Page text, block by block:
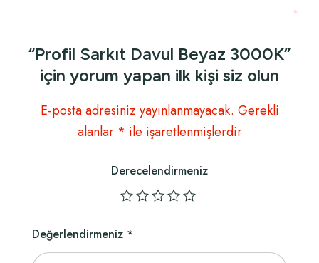
“Profil Sarkıt Davul Beyaz 3000K”
için yorum yapan ilk kişi siz olun
E-posta adresiniz yayınlanmayacak. Gerekli
alanlar * ile işaretlenmişlerdir
Derecelendirmeniz
Değerlendirmeniz *